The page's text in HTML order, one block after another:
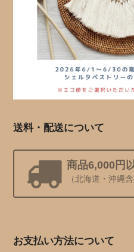
送料・配送について
商品6,000円
（北海道・沖縄含
お支払い方法について